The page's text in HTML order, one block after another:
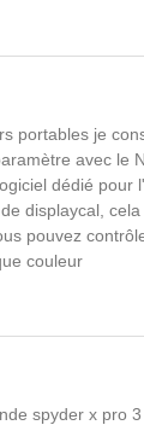
portables je
avec le
dédié pour
displaycal,
pouvez
couleur
spyder x pro